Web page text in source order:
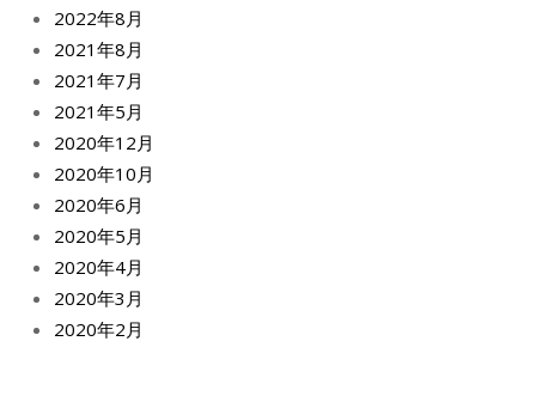
2022年8月
2021年8月
2021年7月
2021年5月
2020年12月
2020年10月
2020年6月
2020年5月
2020年4月
2020年3月
2020年2月